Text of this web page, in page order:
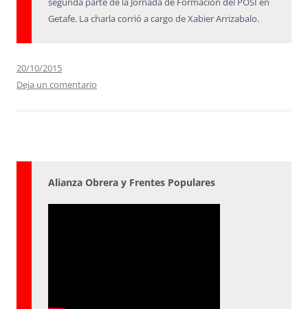
Getafe. La charla corrió a cargo de Xabier Arrizabalo.
20/10/2015
Deja un comentario
Alianza Obrera y Frentes Populares